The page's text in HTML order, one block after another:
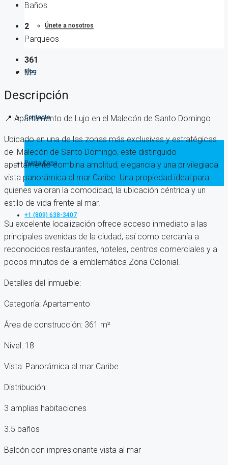
Únete a nosotros
Blog
Contacto
Punta Cana
+1 (809) 638-3407
Baños
2
Parqueos
361
M²
Descripción
📍 Apartamento de Lujo en el Malecón de Santo Domingo
Ubicado en una de las zonas más exclusivas y estratégicas
del Malecón de Santo Domingo, este distinguido
apartamento combina amplitud, elegancia y una privilegiada
vista panorámica al mar Caribe. Una propiedad ideal para
quienes valoran la comodidad, la ubicación céntrica y un
estilo de vida frente al mar.
Su excelente localización ofrece acceso inmediato a las
principales avenidas de la ciudad, así como cercanía a
reconocidos restaurantes, hoteles, centros comerciales y a
pocos minutos de la emblemática Zona Colonial.
Detalles del inmueble:
Categoría: Apartamento
Área de construcción: 361 m²
Nivel: 18
Vista: Panorámica al mar Caribe
Distribución:
3 amplias habitaciones
3.5 baños
Balcón con impresionante vista al mar